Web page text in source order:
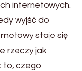
internetowych.
wyjść do
staje się
rzeczy jak
to, czego